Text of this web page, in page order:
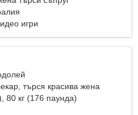
игри
търся красива жена
80 кг (176 паунда)